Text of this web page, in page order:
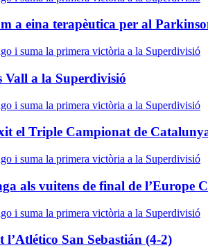
a eina terapèutica per al
Vall a la Superdivisió
el Triple Campionat de
als vuitens de final de l’Europe
San Sebastián (4-2)